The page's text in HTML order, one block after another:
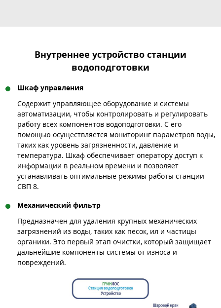
Внутреннее устройство станции
водоподготовки
Шкаф управления
Содержит управляющее оборудование и системы
автоматизации, чтобы контролировать и регулировать
работу всех компонентов водоподготовки. С его
помощью осуществляется мониторинг параметров воды,
таких как уровень загрязненности, давление и
температура. Шкаф обеспечивает оператору доступ к
информации в реальном времени и позволяет
устанавливать оптимальные режимы работы станции
СВП 8.
Механический фильтр
Предназначен для удаления крупных механических
загрязнений из воды, таких как песок, ил и частицы
органики. Это первый этап очистки, который защищает
дальнейшие компоненты системы от износа и
повреждений.